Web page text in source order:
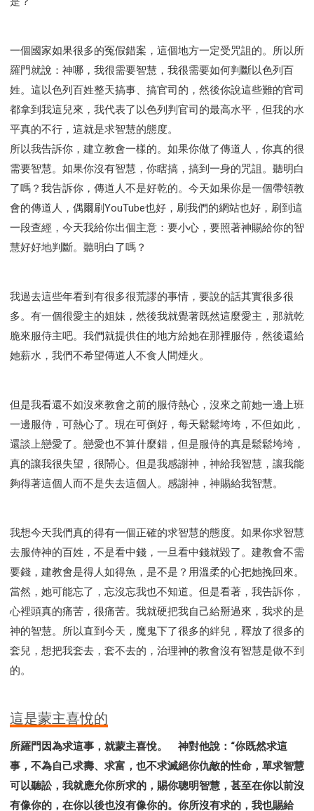
一個國家如果很多的冤假錯案，這個地方一定受咒詛的。所以所
羅門就說：神哪，我很需要智慧，我很需要如何判斷以色列百
姓。這以色列百姓整天搞事、搞官司的，然後你說這些難的官司
都拿到我這兒來，我代表了以色列判官司的最高水平，但我的水
平真的不行，這就是求智慧的態度。
所以我告訴你，建立教會一樣的。如果你做了傳道人，你真的很
需要智慧。如果你沒有智慧，你瞎搞，搞到一身的咒詛。聽明白
了嗎？我告訴你，傳道人不是好乾的。今天如果你是一個帶領教
會的傳道人，偶爾刷YouTube也好，刷我們的網站也好，刷到這
一段查經，今天我給你出個主意：要小心，要照著神賜給你的智
慧好好地判斷。聽明白了嗎？
我過去這些年看到有很多很荒謬的事情，要說的話其實很多很
多。有一個很愛主的姐妹，然後我就覺著既然這麼愛主，那就乾
脆來服侍主吧。我們就提供住的地方給她在那裡服侍，然後還給
她薪水，我們不希望傳道人不食人間煙火。
但是我看還不如沒來教會之前的服侍熱心，沒來之前她一邊上班
一邊服侍，可熱心了。現在可倒好，每天鬆鬆垮垮，不但如此，
還談上戀愛了。戀愛也不算什麼錯，但是服侍的真是鬆鬆垮垮，
真的讓我很失望，很鬧心。但是我感謝神，神給我智慧，讓我能
夠得著這個人而不是失去這個人。感謝神，神賜給我智慧。
我想今天我們真的得有一個正確的求智慧的態度。如果你求智慧
去服侍神的百姓，不是看中錢，一旦看中錢就毀了。建教會不需
要錢，建教會是得人如得魚，是不是？用溫柔的心把她挽回來。
當然，她可能忘了，忘沒忘我也不知道。但是看著，我告訴你，
心裡頭真的痛苦，很痛苦。我就硬把我自己給掰過來，我求的是
神的智慧。所以直到今天，魔鬼下了很多的絆兒，釋放了很多的
套兒，想把我套去，套不去的，治理神的教會沒有智慧是做不到
的。
這是蒙主喜悅的
所羅門因為求這事，就蒙主喜悅。 神對他說：“你既然求這
事，不為自己求壽、求富，也不求滅絕你仇敵的性命，單求智慧
可以聽訟，我就應允你所求的，賜你聰明智慧，甚至在你以前沒
有像你的，在你以後也沒有像你的。你所沒有求的，我也賜給